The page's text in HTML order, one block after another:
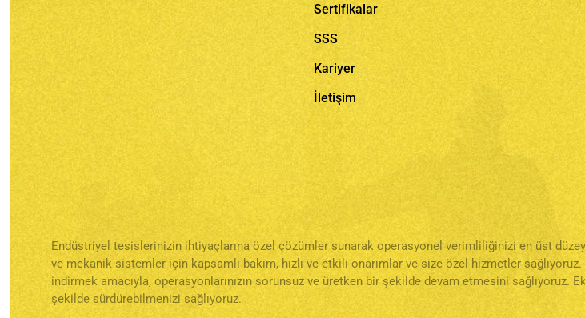
Sertifikalar
SSS
Kariyer
İletişim
Endüstriyel tesislerinizin ihtiyaçlarına özel çözümler sunarak operasyonel verimliliğinizi en üst
ve mekanik sistemler için kapsamlı bakım, hızlı ve etkili onarımlar ve size özel hizmetler
indirmek amacıyla, operasyonlarınızın sorunsuz ve üretken bir şekilde devam etmesini sağlıyoruz.
şekilde sürdürebilmenizi sağlıyoruz.